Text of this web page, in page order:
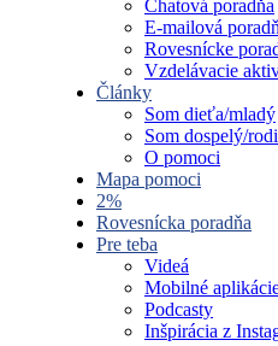
Chatová poradňa
E-mailová
Rovesnícke
Vzdelávacie
Články
Som dieťa/mladý
Som dospelý/
O pomoci
Mapa pomoci
2%
Rovesnícka poradňa
Pre teba
Videá
Mobilné
Podcasty
Inšpirácia z